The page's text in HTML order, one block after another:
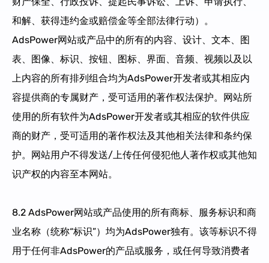
和解、获得违约金或赔偿金等全部法律行动）。
AdsPower网站或产品中的所有的内容、设计、文本、图
表、图像、标识、按钮、图标、界面、音频、视频以及以
上内容的所有排列组合均为AdsPower开发者或其相应内
容提供商的专属财产，受可适用的著作权法保护。网站所
使用的所有软件为AdsPower开发者或其相应的软件供应
商的财产，受可适用的著作权法及其他相关法律和条约保
护。网站用户不得发送/上传任何侵犯他人著作权或其他知
识产权的内容至本网站。
8.2 AdsPower网站或产品使用的所有商标、服务标识和商
业名称（统称“标识”）均为AdsPower独有。该等标识不得
用于任何非AdsPower的产品或服务，或任何导致消费者